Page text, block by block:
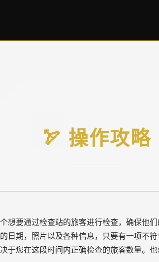
🏹 操作攻略
想要通过检查站的旅客进行检查，确保他
日期，照片以及各种信息，只要有一项不
于您在这段时间内正确检查的旅客数量。